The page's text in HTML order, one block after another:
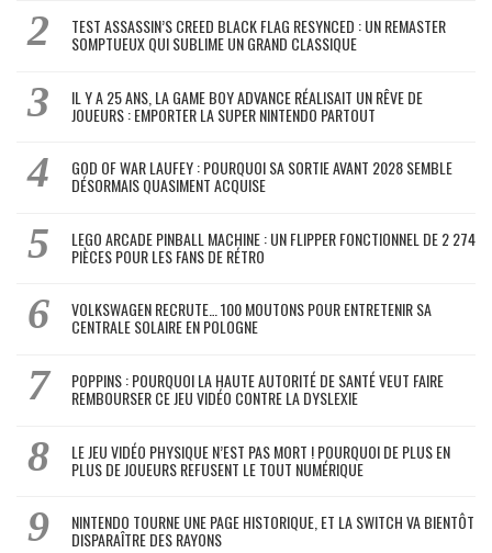
TEST ASSASSIN’S CREED BLACK FLAG RESYNCED : UN REMASTER
SOMPTUEUX QUI SUBLIME UN GRAND CLASSIQUE
IL Y A 25 ANS, LA GAME BOY ADVANCE RÉALISAIT UN RÊVE DE
JOUEURS : EMPORTER LA SUPER NINTENDO PARTOUT
GOD OF WAR LAUFEY : POURQUOI SA SORTIE AVANT 2028 SEMBLE
DÉSORMAIS QUASIMENT ACQUISE
LEGO ARCADE PINBALL MACHINE : UN FLIPPER FONCTIONNEL DE 2 274
PIÈCES POUR LES FANS DE RÉTRO
VOLKSWAGEN RECRUTE… 100 MOUTONS POUR ENTRETENIR SA
CENTRALE SOLAIRE EN POLOGNE
POPPINS : POURQUOI LA HAUTE AUTORITÉ DE SANTÉ VEUT FAIRE
REMBOURSER CE JEU VIDÉO CONTRE LA DYSLEXIE
LE JEU VIDÉO PHYSIQUE N’EST PAS MORT ! POURQUOI DE PLUS EN
PLUS DE JOUEURS REFUSENT LE TOUT NUMÉRIQUE
NINTENDO TOURNE UNE PAGE HISTORIQUE, ET LA SWITCH VA BIENTÔT
DISPARAÎTRE DES RAYONS